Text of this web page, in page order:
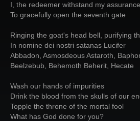
Forum
Login
I, the redeemer withstand my assurance
To gracefully open the seventh gate
Ringing the goat's head bell, purifying
In nomine dei nostri satanas Lucifer
Abbadon, Asmosdeous Astaroth,
Beelzebub, Behemoth Beherit, Hecate
Wash our hands of impurities
Drink the blood from the skulls of our
Topple the throne of the mortal fool
What has God done for you?